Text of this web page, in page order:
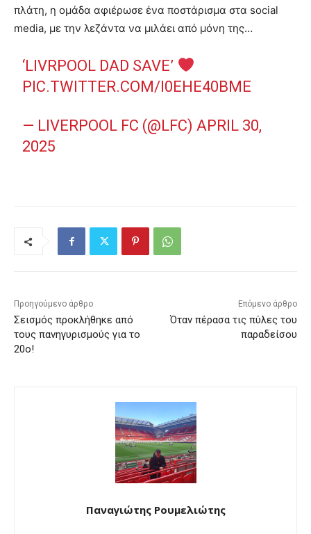
πλάτη, η ομάδα αφιέρωσε ένα ποστάρισμα στα social
media, με την λεζάντα να μιλάει από μόνη της…
‘LIVRPOOL DAD SAVE’
PIC.TWITTER.COM/I0EHE40BME
— LIVERPOOL FC (@LFC)APRIL 30,
2025
Προηγούμενο άρθρο
Σεισμός προκλήθηκε από
τους πανηγυρισμούς για το
20ο!
Επόμενο άρθρο
Όταν πέρασα τις πύλες του
παραδείσου
Παναγιώτης Ρουμελιώτης